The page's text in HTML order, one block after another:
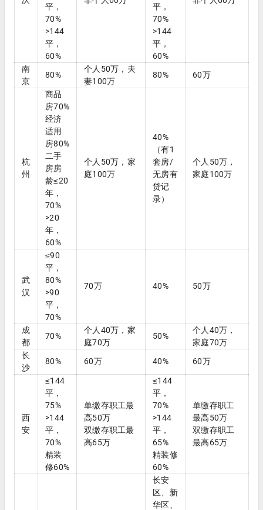
平，
70%
>144
平，
60%
平，
70%
>144
平，
60%
南
京
80%
个人50万，夫
妻100万
80% 60万
杭
州
商品
房70%
经济
适用
房80%
二手
房房
龄≤20
年，
70%
>20
年，
60%
个人50万，家
庭100万
40%
（有1
套房/
无房有
贷记
录）
个人50万，
家庭100万
武
汉
≤90
平，
80%
>90
平，
70%
70万 40% 50万
成
都
70%
个人40万，家
庭70万
50%
个人40万，
家庭70万
长
沙
80% 60万 40% 60万
西
安
≤144
平，
75%
>144
平，
70%
精装
修60%
单缴存职工最
高50万
双缴存职工最
高65万
≤144
平，
70%
>144
平，
65%
精装修
60%
单缴存职工
最高50万
双缴存职工
最高65万
长安
区、新
华区、